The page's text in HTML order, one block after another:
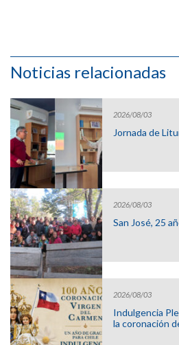
Noticias relacionadas
2026/08/03
Jornada de
2026/08/03
San José, 25
2026/08/03
Indulgencia
la coronación